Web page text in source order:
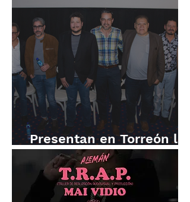
Presentan en Torreón la
película Pérdida total